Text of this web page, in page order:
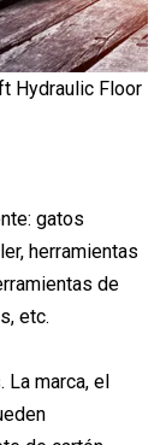
gatos
herramientas
de
etc.
La marca, el